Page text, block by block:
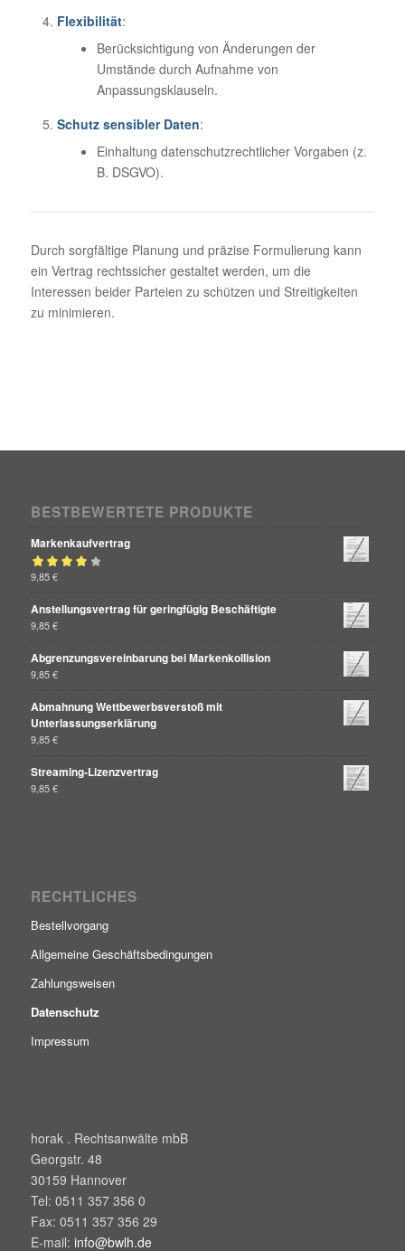
Flexibilität:
Berücksichtigung von Änderungen der
Umstände durch Aufnahme von
Anpassungsklauseln.
Schutz sensibler Daten:
Einhaltung datenschutzrechtlicher Vorgaben (z.
B. DSGVO).
Durch sorgfältige Planung und präzise Formulierung kann
ein Vertrag rechtssicher gestaltet werden, um die
Interessen beider Parteien zu schützen und Streitigkeiten
zu minimieren.
BESTBEWERTETE PRODUKTE
Markenkaufvertrag
Bewertet mit
9,85€
Anstellungsvertrag für geringfügig Beschäftigte
9,85€
Abgrenzungsvereinbarung bei Markenkollision
9,85€
Abmahnung Wettbewerbsverstoß mit
Unterlassungserklärung
9,85€
Streaming-Lizenzvertrag
9,85€
RECHTLICHES
Bestellvorgang
Allgemeine Geschäftsbedingungen
Zahlungsweisen
Datenschutz
Impressum
horak . Rechtsanwälte mbB
Georgstr. 48
30159 Hannover
Tel: 0511 357 356 0
Fax: 0511 357 356 29
E-mail: info@bwlh.de